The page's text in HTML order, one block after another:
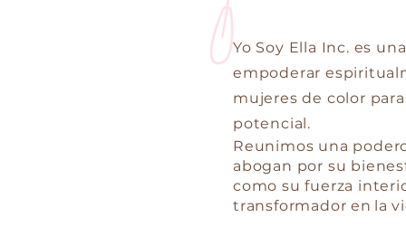
Yo Soy Ella Inc. es
empoderar
mujeres de color
potencial.
Reunimos una
abogan por su
como su fuerza
transformador en la